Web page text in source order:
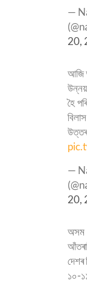
—
20,
আজি
হৈ
—
20,
অসম
দেশৰ
১০-